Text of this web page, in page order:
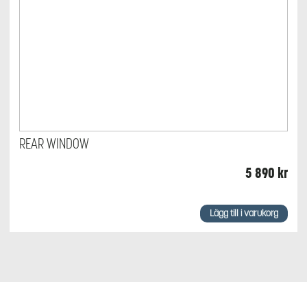
REAR WINDOW
5 890 kr
Lägg till i varukorg